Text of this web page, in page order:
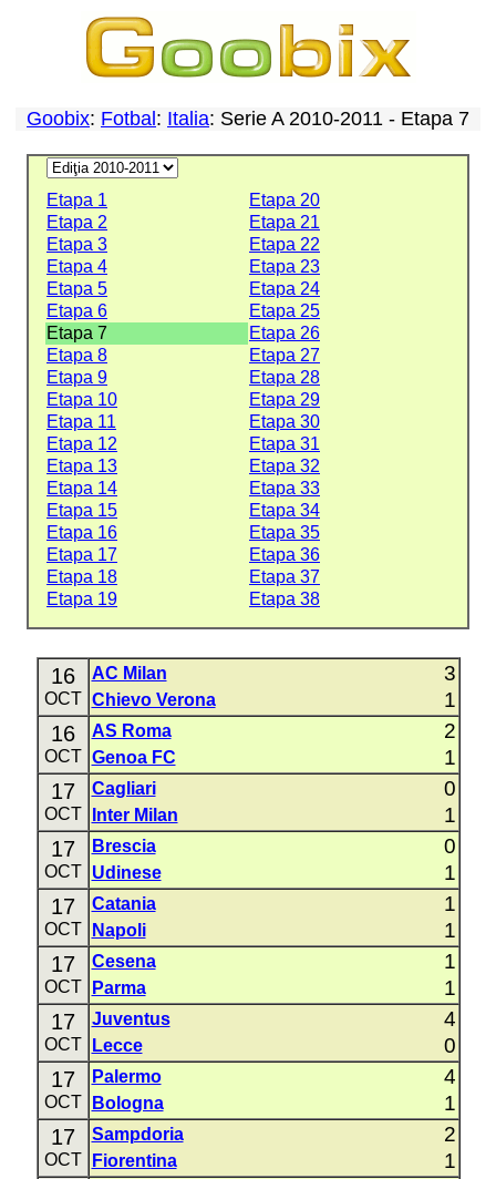
Goobix: Fotbal : Italia: Serie A 2010-2011 - Etapa 7
Etapa 1
Etapa 20
Etapa 2
Etapa 21
Etapa 3
Etapa 22
Etapa 4
Etapa 23
Etapa 5
Etapa 24
Etapa 6
Etapa 25
Etapa 7
Etapa 26
Etapa 8
Etapa 27
Etapa 9
Etapa 28
Etapa 10
Etapa 29
Etapa 11
Etapa 30
Etapa 12
Etapa 31
Etapa 13
Etapa 32
Etapa 14
Etapa 33
Etapa 15
Etapa 34
Etapa 16
Etapa 35
Etapa 17
Etapa 36
Etapa 18
Etapa 37
Etapa 19
Etapa 38
16
OCT
AC Milan 3
Chievo Verona 1
16
OCT
AS Roma 2
Genoa FC 1
17
OCT
Cagliari 0
Inter Milan 1
17
OCT
Brescia 0
Udinese 1
17
OCT
Catania 1
Napoli 1
17
OCT
Cesena 1
Parma 1
17
OCT
Juventus 4
Lecce 0
17
OCT
Palermo 4
Bologna 1
17
OCT
Sampdoria 2
Fiorentina 1